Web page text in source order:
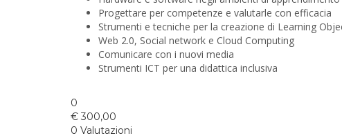
Progettare per competenze e valutarle con efficacia
Strumenti e tecniche per la creazione di Learning
Web 2.0, Social network e Cloud Computing
Comunicare con i nuovi media
Strumenti ICT per una didattica inclusiva
0
€ 300,00
0 Valutazioni